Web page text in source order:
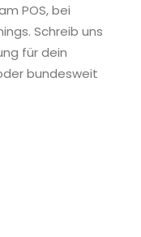
POS, bei
Schreib uns
für dein
bundesweit